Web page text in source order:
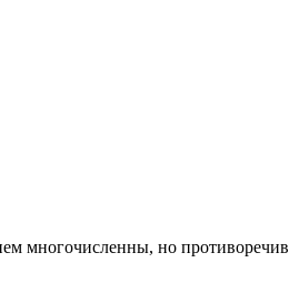
многочисленны, но